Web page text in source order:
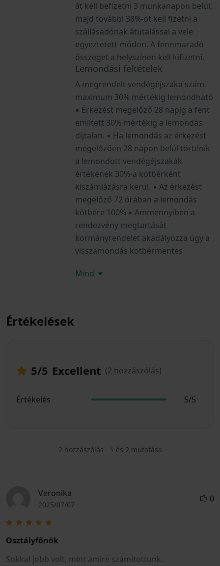
át kell befizetni 3 munkanapon belül,
majd további 38%-ot kell fizetni a
szállásadónak átutalással a vele
egyeztetett módon. A fennmaradó
összeget a helyszínen kell kifizetni.
Lemondási feltételek
A megrendelt vendégéjszaka szám
maximum 30% mértékig lemondható
▪ Érkezést megelőző 28 napig a fent
említett 30% mértékig a lemondás
díjtalan. ▪ Ha lemondás az érkezést
megelőzően 28 napon belül történik
a lemondott vendégéjszakák
értékének 30%-a kötbérként
kiszámlázásra kerül. ▪ Az érkezést
megelőző 72 órában a lemondás
kötbére 100% ▪ Ammennyiben a
rendezvény megtartását
kormányrendelet akadályozza úgy a
visszamondás kötbérmentes
Mind
Értékelések
5/5 Excellent (2 hozzászólás)
Értékelés 5/5
2 hozzászólás - 1 és 2 mutatása
Veronika
2025/07/07
0
Osztályfőnök
Sokkal jobb volt, mint amire számítottunk.